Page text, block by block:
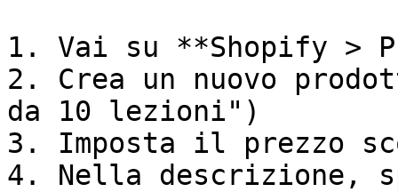
1. Vai su **Shopify >
2. Crea un nuovo
da 10 lezioni")
3. Imposta il prezzo
4. Nella descrizione,